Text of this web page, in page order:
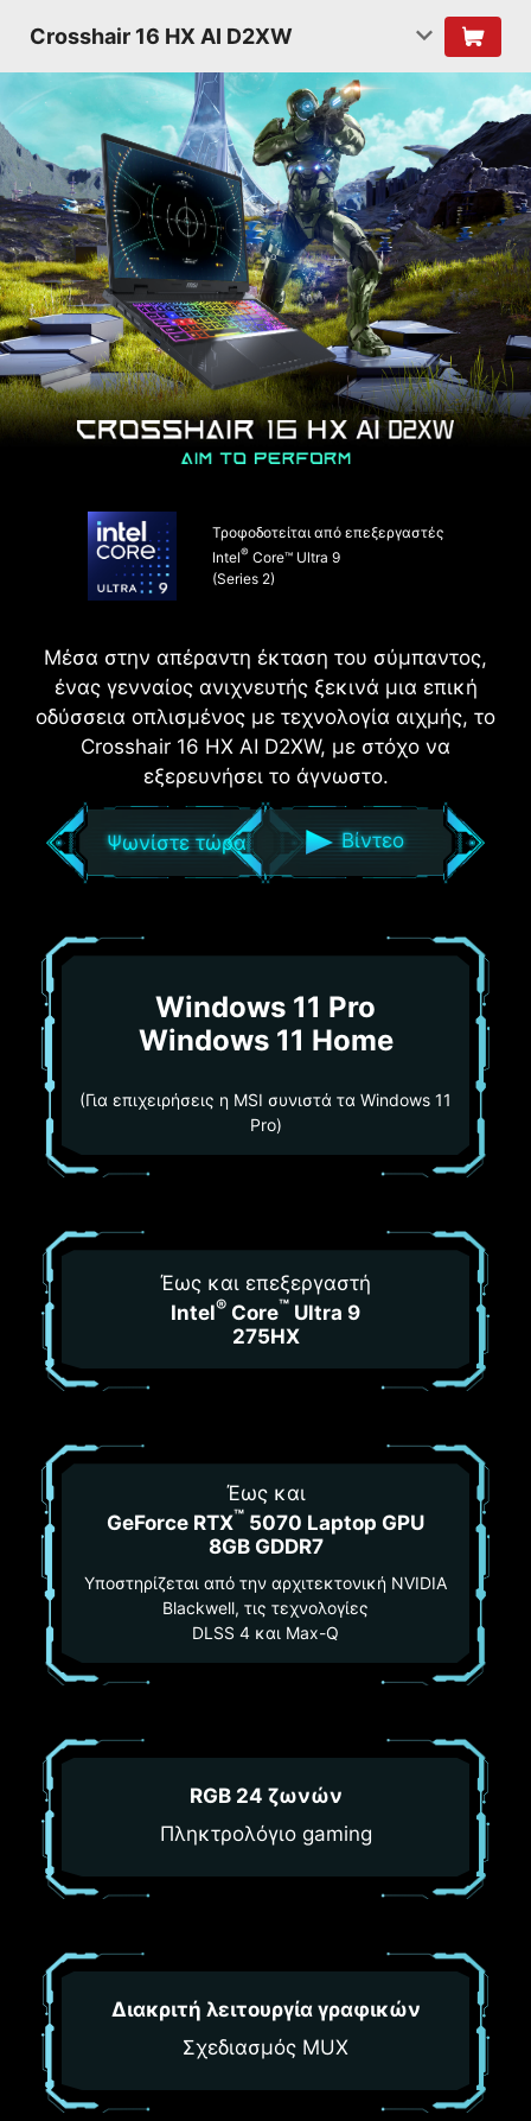
Crosshair 16 HX AI D2XW
Τροφοδοτείται από επεξεργαστές
Intel® Core™ Ultra 9
(Series 2)
Μέσα στην απέραντη έκταση του σύμπαντος,
ένας γενναίος ανιχνευτής ξεκινά μια επική
οδύσσεια οπλισμένος με τεχνολογία αιχμής, το
Crosshair 16 HX AI D2XW, με στόχο να
εξερευνήσει το άγνωστο.
Ψωνίστε τώρα Βίντεο
Windows 11 Pro
Windows 11 Home
(Για επιχειρήσεις η MSI συνιστά τα Windows 11
Pro)
Έως και επεξεργαστή
Intel® Core™ Ultra 9
275HX
Έως και
GeForce RTX™ 5070 Laptop GPU
8GB GDDR7
Υποστηρίζεται από την αρχιτεκτονική NVIDIA
Blackwell, τις τεχνολογίες
DLSS 4 και Max-Q
RGB 24 ζωνών
Πληκτρολόγιο gaming
Διακριτή λειτουργία γραφικών
Σχεδιασμός MUX